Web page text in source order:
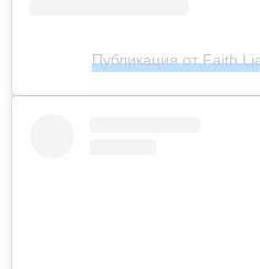
Публикация от Faith